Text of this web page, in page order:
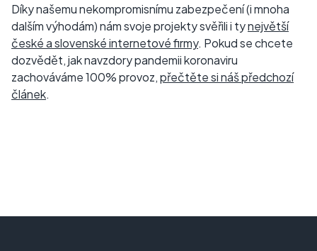
Díky našemu nekompromisnímu zabezpečení (i mnoha
dalším výhodám) nám svoje projekty svěřili i tynejvětší
české a slovenské internetové firmy. Pokud se chcete
dozvědět, jak navzdory pandemii koronaviru
zachováváme 100% provoz,přečtěte si náš předchozí
článek.